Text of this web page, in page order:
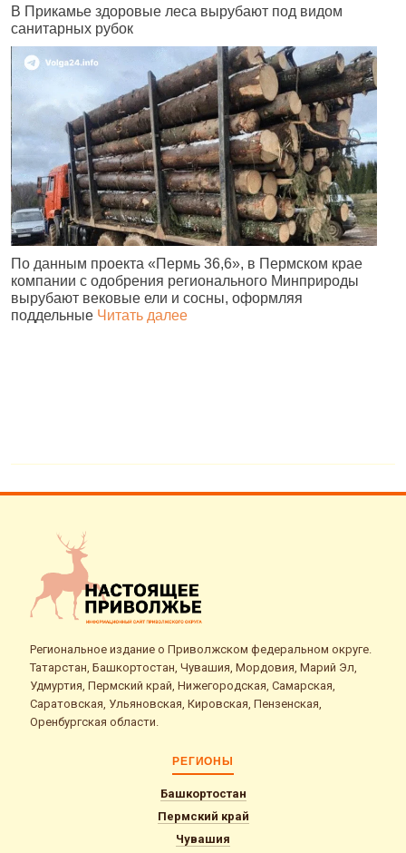
В Прикамье здоровые леса вырубают под видом
санитарных рубок
По данным проекта «Пермь 36,6», в Пермском крае
компании с одобрения регионального Минприроды
вырубают вековые ели и сосны, оформляя
поддельные Читать далее
Региональное издание о Приволжском федеральном округе.
Татарстан, Башкортостан, Чувашия, Мордовия, Марий Эл,
Удмуртия, Пермский край, Нижегородская, Самарская,
Саратовская, Ульяновская, Кировская, Пензенская,
Оренбургская области.
РЕГИОНЫ
Башкортостан
Пермский край
Чувашия